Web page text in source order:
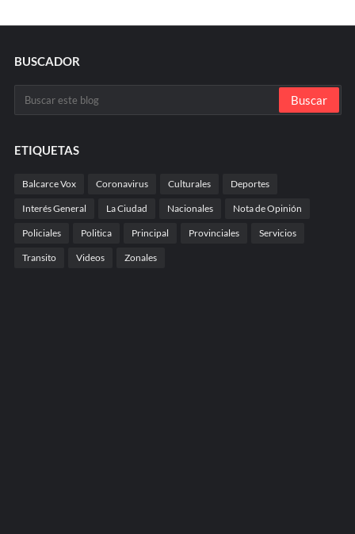
BUSCADOR
ETIQUETAS
Balcarce Vox Coronavirus Culturales Deportes
Interés General La Ciudad Nacionales Nota de Opinión
Policiales Politica Principal Provinciales Servicios
Transito Videos Zonales